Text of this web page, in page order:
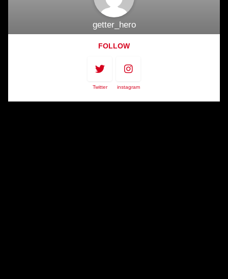
getter_hero
FOLLOW
Twitter instagram